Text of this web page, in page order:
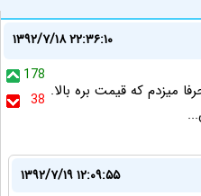
۱۳۹۲/۷/۱۸ ۲۲:۳۶:۱۰
178
38 میزدم که قیمت بره بالا.
۱۳۹۲/۷/۱۹ ۱۲:۰۹:۵۵